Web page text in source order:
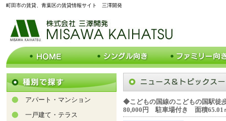
町田市の賃貸、青葉区の賃貸情報サイト 三澤開発
アパート・マンション
一戸建て・テラス
◆こどもの国線のこどもの国駅
80,000円 駐車場付き 面積65.01